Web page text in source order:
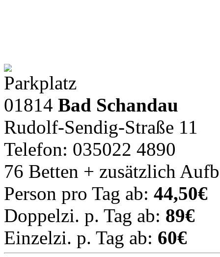
01814 Bad Schandau
Rudolf-Sendig-Straße 11
Telefon: 035022 4890
76 Betten + zusätzlich
Person pro Tag ab: 44,50€
Doppelzi. p. Tag ab: 89€
Einzelzi. p. Tag ab: 60€